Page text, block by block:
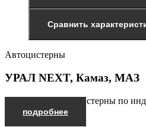
Сравнить
Автоцистерны
УРАЛ NEXT, Камаз, МАЗ
Производим автоцистерны по
подробнее